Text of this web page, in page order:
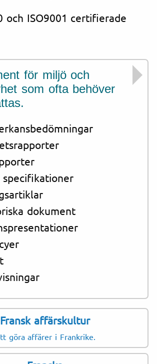
och ISO9001 certifierade
för miljö och
som ofta behöver
specifikationer
dokument
Fransk affärskultur
göra affärer i Frankrike.